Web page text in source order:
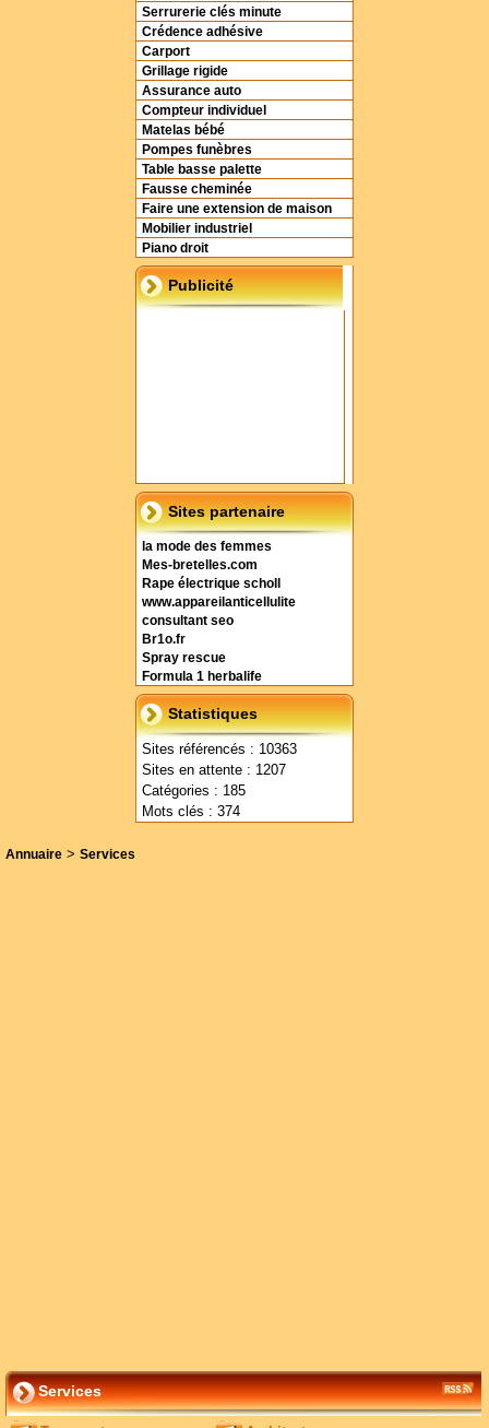
Serrurerie clés minute
Crédence adhésive
Carport
Grillage rigide
Assurance auto
Compteur individuel
Matelas bébé
Pompes funèbres
Table basse palette
Fausse cheminée
Faire une extension de maison
Mobilier industriel
Piano droit
Publicité
Sites partenaire
la mode des femmes
Mes-bretelles.com
Rape électrique scholl
www.appareilanticellulite
consultant seo
Br1o.fr
Spray rescue
Formula 1 herbalife
Statistiques
Sites référencés : 10363
Sites en attente : 1207
Catégories : 185
Mots clés : 374
Annuaire > Services
Services